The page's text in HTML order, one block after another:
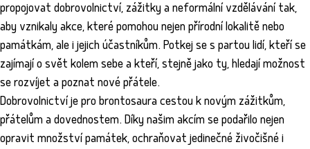
propojovat dobrovolnictví, zážitky a neformální vzdělávání tak,
aby vznikaly akce, které pomohou nejen přírodní lokalitě nebo
památkám, ale i jejich účastníkům. Potkej se s partou lidí, kteří se
zajímají o svět kolem sebe a kteří, stejně jako ty, hledají možnost
se rozvíjet a poznat nové přátele.
Dobrovolnictví je pro brontosaura cestou k novým zážitkům,
přátelům a dovednostem. Díky našim akcím se podařilo nejen
opravit množství památek, ochraňovat jedinečné živočišné i